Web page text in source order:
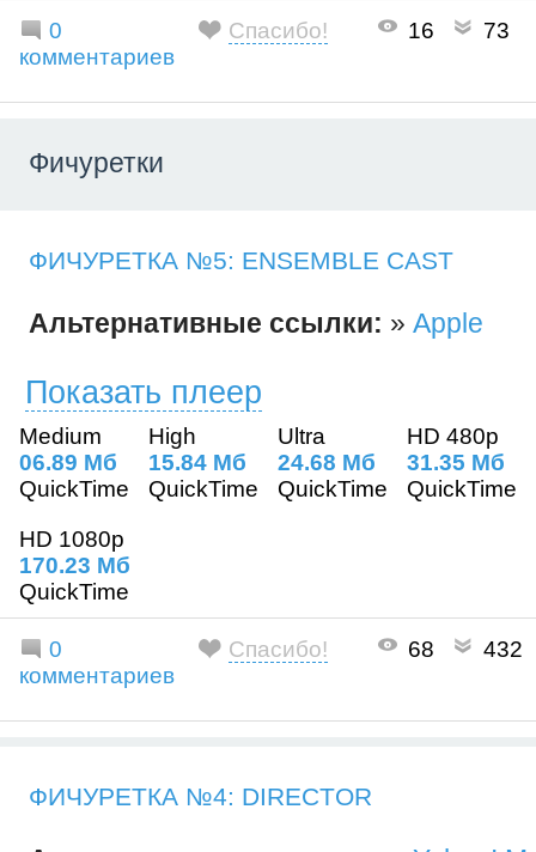
0
комментариев
Спасибо! 16 73
Фичуретки
ФИЧУРЕТКА №5: ENSEMBLE CAST
Альтернативные ссылки: » Apple
Показать плеер
Medium
06.89 Mб
QuickTime
High
15.84 Mб
QuickTime
Ultra
24.68 Mб
QuickTime
HD 480p
31.35 Mб
QuickTime
HD 1080p
170.23 Mб
QuickTime
0
комментариев
Спасибо! 68 432
ФИЧУРЕТКА №4: DIRECTOR